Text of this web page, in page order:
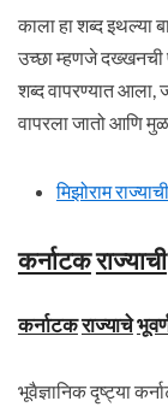
काला हा शब्द
उच्छा म्हणजे दख्खनची
शब्द वापरण्यात आला,
वापरला जातो आणि
मिझोराम
कर्नाटकराज्याची
कर्नाटकराज्याचे
भूवैज्ञानिक दृष्ट्या